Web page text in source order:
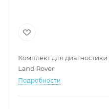
Комплект для
Land Rover
Подробности